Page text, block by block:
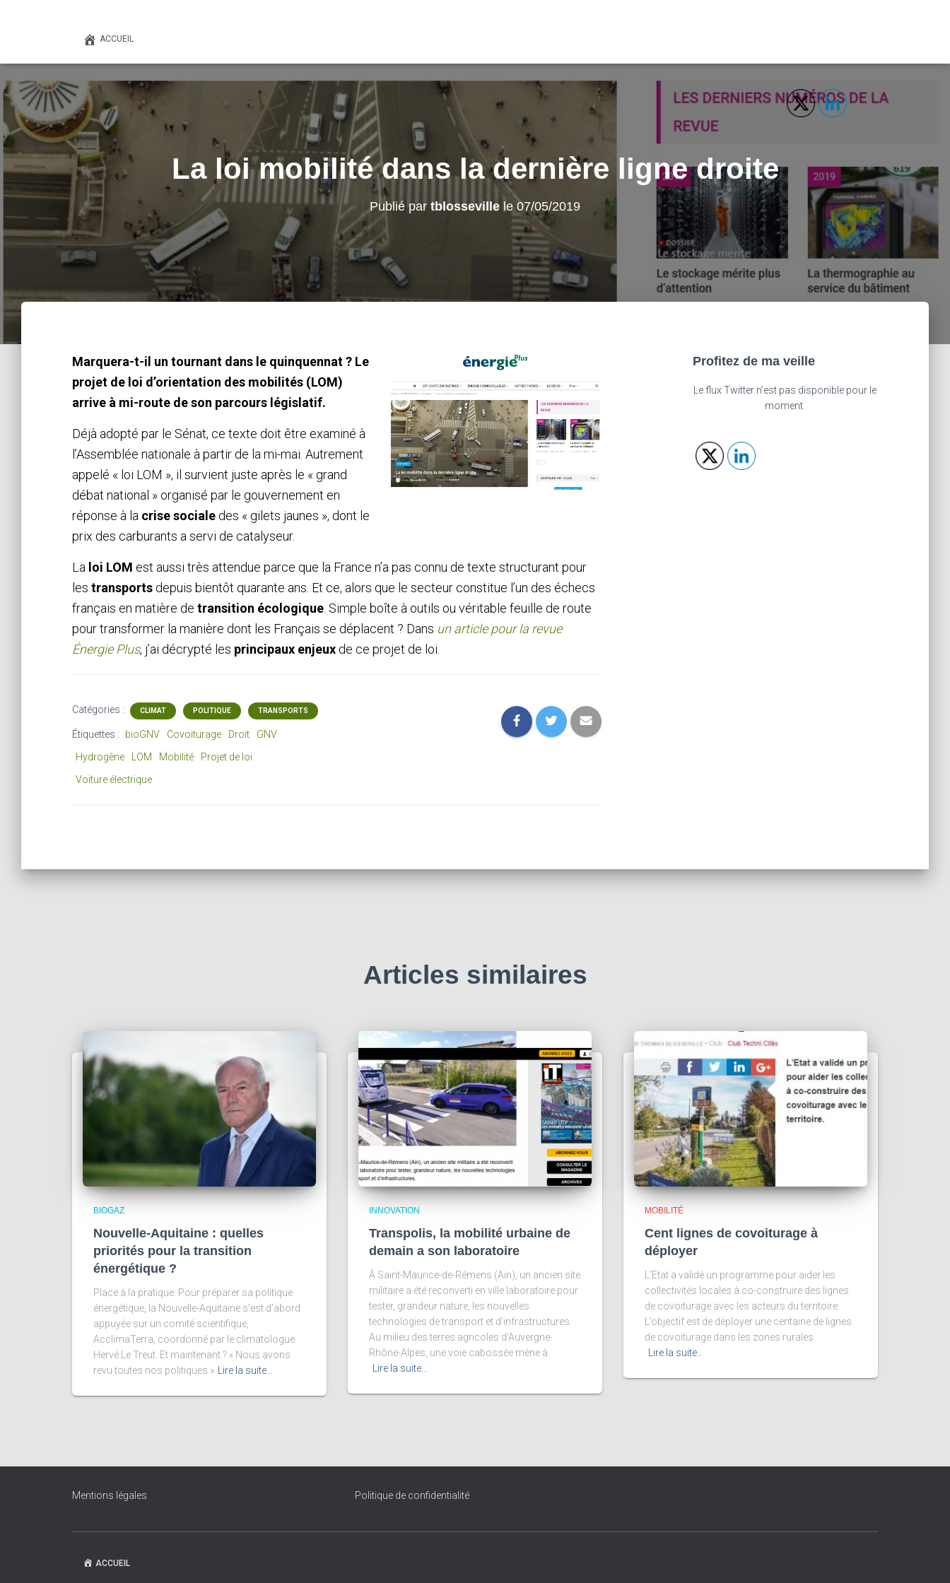
ACCUEIL
La loi mobilité dans la dernière ligne droite
Publié par tblosseville le 07/05/2019
Marquera-t-il un tournant dans le quinquennat ? Le
projet de loi d’orientation des mobilités (LOM)
arrive à mi-route de son parcours législatif.
Déjà adopté par le Sénat, ce texte doit être examiné à
l’Assemblée nationale à partir de la mi-mai. Autrement
appelé « loi LOM », il survient juste après le « grand
débat national » organisé par le gouvernement en
réponse à la crise sociale des « gilets jaunes », dont le
prix des carburants a servi de catalyseur.
La loi LOM est aussi très attendue parce que la France n’a pas connu de texte structurant pour
les transports depuis bientôt quarante ans. Et ce, alors que le secteur constitue l’un des échecs
français en matière de transition écologique Simple boîte à outils ou véritable feuille de route
pour transformer la manière dont les Français se déplacent ? Dans un article pour la revue
Énergie Plus, j’ai décrypté les principaux enjeux de ce projet de loi.
Catégories : CLIMAT POLITIQUE TRANSPORTS
Étiquettes : bioGNV Covoiturage Droit
GNV
Hydrogène
LOM Mobilité
Projet de loi
Voiture électrique
Profitez de ma veille
Le flux Twitter n’est pas disponible pour le
moment.
Articles similaires
BIOGAZ
Nouvelle-Aquitaine : quelles
priorités pour la transition
énergétique ?
Place à la pratique. Pour préparer sa politique
énergétique, la Nouvelle-Aquitaine s’est d’abord
appuyée sur un comité scientifique,
AcclimaTerra, coordonné par le climatologue
Hervé Le Treut. Et maintenant ? « Nous avons
revu toutes nos politiques »
Lire la suite…
INNOVATION
Transpolis, la mobilité urbaine de
demain a son laboratoire
À Saint-Maurice-de-Rémens (Ain), un ancien site
militaire a été reconverti en ville laboratoire pour
tester, grandeur nature, les nouvelles
technologies de transport et d’infrastructures.
Au milieu des terres agricoles d’Auvergne-
Rhône-Alpes, une voie cabossée mène à
Lire la suite…
MOBILITÉ
Cent lignes de covoiturage à
déployer
L’Etat a validé un programme pour aider les
collectivités locales à co-construire des lignes
de covoiturage avec les acteurs du territoire.
L’objectif est de déployer une centaine de lignes
de covoiturage dans les zones rurales
Lire la suite…
Mentions légales Politique de confidentialité
ACCUEIL